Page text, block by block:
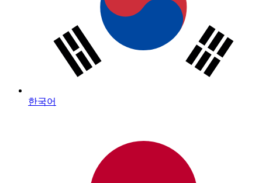
한국어